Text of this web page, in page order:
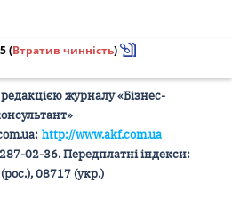
(Втратив чинність)
журналу «Бізнес-
http://www.akf.com.ua
02-36. Передплатні індекси:
08717 (укр.)